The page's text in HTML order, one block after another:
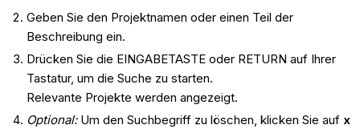
Geben Sie den Projektnamen oder einen Teil der
Beschreibung ein.
Drücken Sie die EINGABETASTE oder RETURN auf Ihrer
Tastatur, um die Suche zu starten.
Relevante Projekte werden angezeigt.
Optional:Um den Suchbegriff zu löschen, klicken Sie auf x